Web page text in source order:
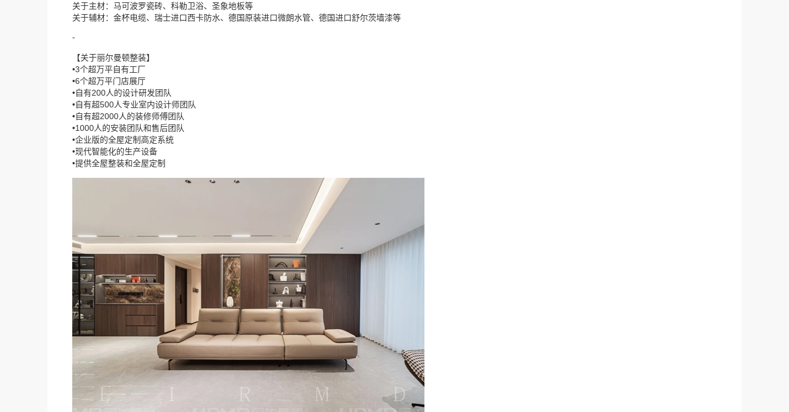
关于主材：马可波罗瓷砖、科勒卫浴、圣象地板等
关于辅材：金杯电缆、瑞士进口西卡防水、德国原装进口微朗水管、德国进口舒尔茨墙漆等
-
【关于丽尔曼顿整装】
•3个超万平自有工厂
•6个超万平门店展厅
•自有200人的设计研发团队
•自有超500人专业室内设计师团队
•自有超2000人的装修师傅团队
•1000人的安装团队和售后团队
•企业版的全屋定制高定系统
•现代智能化的生产设备
•提供全屋整装和全屋定制